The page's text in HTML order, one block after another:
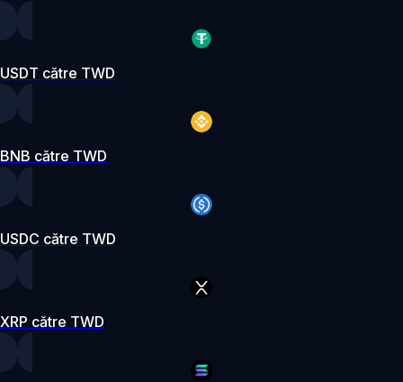
USDT către TWD
BNB către TWD
USDC către TWD
XRP către TWD